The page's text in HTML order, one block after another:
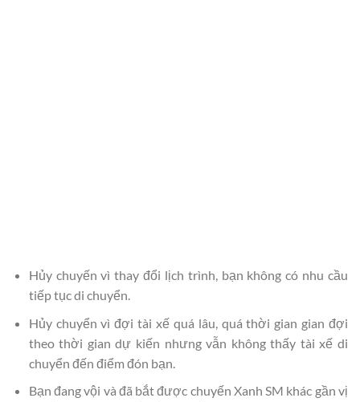
Hủy chuyến vì thay đổi lịch trình, bạn không có nhu cầu
tiếp tục di chuyển.
Hủy chuyển vì đợi tài xế quá lâu, quá thời gian gian đợi
theo thời gian dự kiến nhưng vẫn không thấy tài xế di
chuyển đến điểm đón bạn.
Bạn đang vội và đã bắt được chuyến Xanh SM khác gần vị